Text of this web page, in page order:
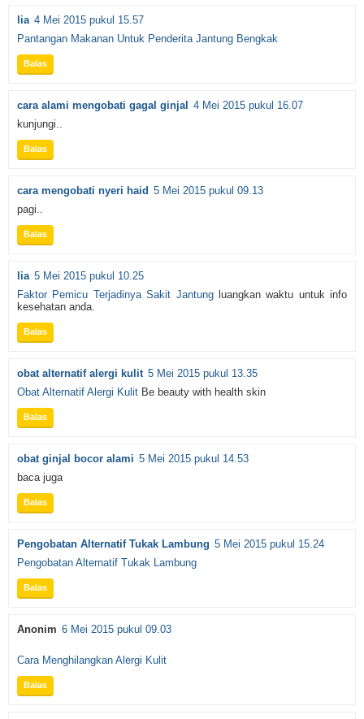
lia 4 Mei 2015 pukul 15.57
Pantangan Makanan Untuk Penderita Jantung Bengkak
Balas
cara alami mengobati gagal ginjal
4 Mei 2015 pukul 16.07
kunjungi..
Balas
cara mengobati nyeri haid 5 Mei 2015 pukul 09.13
pagi..
Balas
lia 5 Mei 2015 pukul 10.25
Faktor Pemicu Terjadinya Sakit Jantungluangkan waktu untuk info
kesehatan anda.
Balas
obat alternatif alergi kulit 5 Mei 2015 pukul 13.35
Obat Alternatif Alergi Kulit Be beauty with health skin
Balas
obat ginjal bocor alami 5 Mei 2015 pukul 14.53
baca juga
Balas
Pengobatan Alternatif Tukak Lambung 5 Mei 2015 pukul 15.24
Pengobatan Alternatif Tukak Lambung
Balas
Anonim 6 Mei 2015 pukul 09.03
Cara Menghilangkan Alergi Kulit
Balas